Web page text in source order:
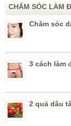
CHĂM SÓC LÀM
Chăm sóc
3 cách làm
2 quả dâu